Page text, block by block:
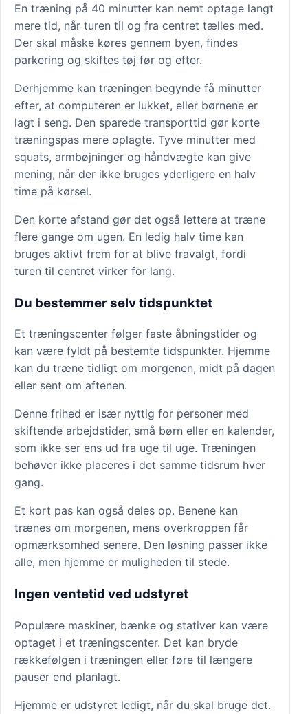
En træning på 40 minutter kan nemt optage langt
mere tid, når turen til og fra centret tælles med.
Der skal måske køres gennem byen, findes
parkering og skiftes tøj før og efter.
Derhjemme kan træningen begynde få minutter
efter, at computeren er lukket, eller børnene er
lagt i seng. Den sparede transporttid gør korte
træningspas mere oplagte. Tyve minutter med
squats, armbøjninger og håndvægte kan give
mening, når der ikke bruges yderligere en halv
time på kørsel.
Den korte afstand gør det også lettere at træne
flere gange om ugen. En ledig halv time kan
bruges aktivt frem for at blive fravalgt, fordi
turen til centret virker for lang.
Du bestemmer selv tidspunktet
Et træningscenter følger faste åbningstider og
kan være fyldt på bestemte tidspunkter. Hjemme
kan du træne tidligt om morgenen, midt på dagen
eller sent om aftenen.
Denne frihed er især nyttig for personer med
skiftende arbejdstider, små børn eller en kalender,
som ikke ser ens ud fra uge til uge. Træningen
behøver ikke placeres i det samme tidsrum hver
gang.
Et kort pas kan også deles op. Benene kan
trænes om morgenen, mens overkroppen får
opmærksomhed senere. Den løsning passer ikke
alle, men hjemme er muligheden til stede.
Ingen ventetid ved udstyret
Populære maskiner, bænke og stativer kan være
optaget i et træningscenter. Det kan bryde
rækkefølgen i træningen eller føre til længere
pauser end planlagt.
Hjemme er udstyret ledigt, når du skal bruge det.